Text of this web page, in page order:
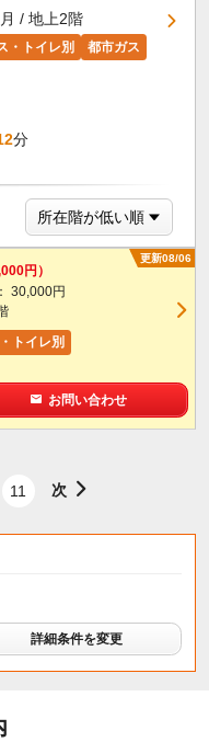
/ 地上2階
・トイレ別 都市ガス
分
更新08/06
円）
30,000円
トイレ別
お問い合わせ
11 次
詳細条件を変更